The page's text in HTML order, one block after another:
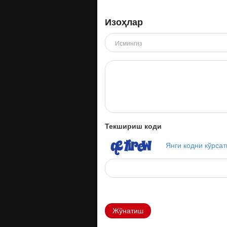
Изоҳлар
Текшириш коди
Янги кодни
Жўнатиш